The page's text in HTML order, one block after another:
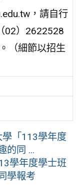
，請自行
02）2622528
（細節以招生
學「113學年度
的同 ...
學年度學士班
學報考